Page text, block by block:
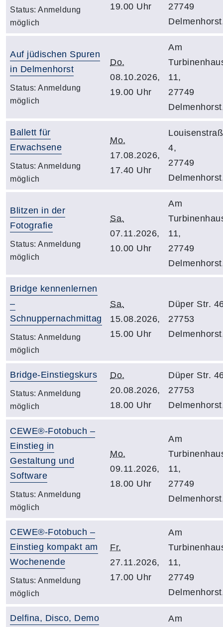
Status: Anmeldung
möglich
19.00 Uhr
27749
Auf jüdischen Spuren
in Delmenhorst
Status: Anmeldung
möglich
Do.
08.10.2026,
19.00 Uhr
Am
11,
27749
Ballett für
Erwachsene
Status: Anmeldung
möglich
Mo.
17.08.2026,
17.40 Uhr
4,
27749
Blitzen in der
Fotografie
Status: Anmeldung
möglich
Sa.
07.11.2026,
10.00 Uhr
Am
11,
27749
Bridge kennenlernen
–
Schnuppernachmittag
Status: Anmeldung
möglich
Sa.
15.08.2026,
15.00 Uhr
Düper Str.
27753
Bridge-Einstiegskurs
Status: Anmeldung
möglich
Do.
20.08.2026,
18.00 Uhr
Düper Str.
27753
CEWE®-Fotobuch –
Einstieg in
Gestaltung und
Software
Status: Anmeldung
möglich
Mo.
09.11.2026,
18.00 Uhr
Am
11,
27749
CEWE®-Fotobuch –
Einstieg kompakt am
Wochenende
Status: Anmeldung
möglich
Fr.
27.11.2026,
17.00 Uhr
Am
11,
27749
Delfina, Disco, Demo
Am